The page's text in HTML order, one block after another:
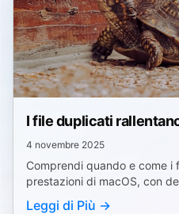
I file duplicati
4 novembre 2025
Comprendi quando e come i
prestazioni di macOS, con
APFS, indicizzazione
Leggi di Più →